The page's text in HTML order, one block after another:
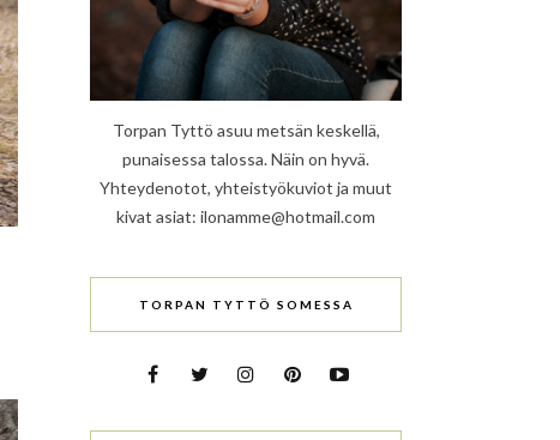
Torpan Tyttö asuu metsän keskellä,
punaisessa talossa. Näin on hyvä.
Yhteydenotot, yhteistyökuviot ja muut
kivat asiat: ilonamme@hotmail.com
TORPAN TYTTÖ SOMESSA